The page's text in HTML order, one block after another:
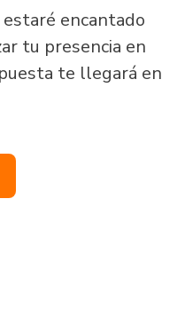
encantado
tu presencia en
te llegará en